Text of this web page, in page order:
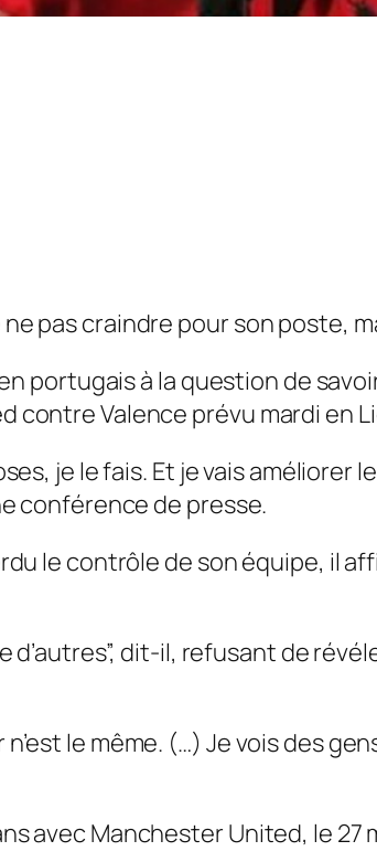
pas craindre pour son poste,
portugais à la question de
Valence prévu mardi en
je le fais. Et je vais améliorer
conférence de presse.
le contrôle de son équipe, il
d’autres”, dit-il, refusant de
le même. (…) Je vois des
avec Manchester United, le 27